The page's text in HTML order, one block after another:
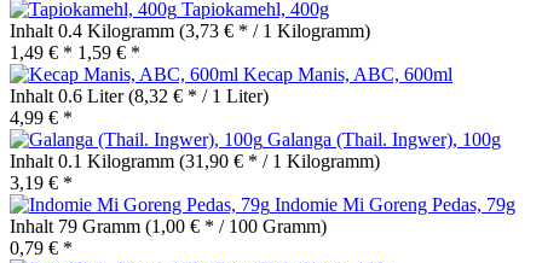
Tapiokamehl, 400g
Inhalt 0.4 Kilogramm (3,73 € * / 1 Kilogramm)
1,49 € * 1,59 € *
Kecap Manis, ABC, 600ml
Inhalt 0.6 Liter(8,32 € * / 1 Liter)
4,99 € *
Galanga (Thail. Ingwer), 100g
Inhalt 0.1 Kilogramm (31,90 € * / 1 Kilogramm)
3,19 € *
Indomie Mi Goreng Pedas, 79g
Inhalt 79 Gramm (1,00 € * / 100 Gramm)
0,79 € *